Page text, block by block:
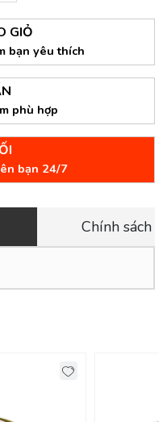
GIỎ
bạn yêu thích
phù hợp
bạn 24/7
Chính sách